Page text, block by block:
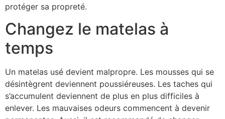
protéger sa propreté.
Changez le matelas à
temps
Un matelas usé devient malpropre. Les mousses qui se
désintègrent deviennent poussiéreuses. Les taches qui
s’accumulent deviennent de plus en plus difficiles à
enlever. Les mauvaises odeurs commencent à devenir